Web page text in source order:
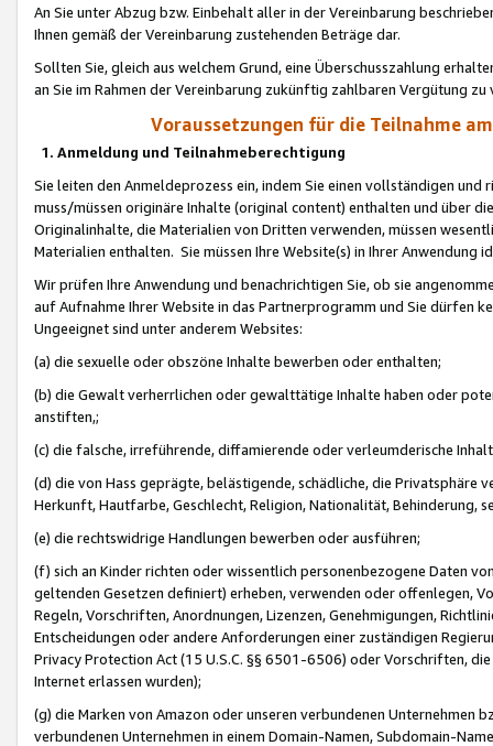
An Sie unter Abzug bzw. Einbehalt aller in der Vereinbarung
Ihnen gemäß der Vereinbarung zustehenden Beträge dar.
Sollten Sie, gleich aus welchem Grund, eine Überschusszahlung
an Sie im Rahmen der Vereinbarung zukünftig zahlbaren Vergütung zu
Voraussetzungen für die Teilnahme
1. Anmeldung und Teilnahmeberechtigung
Sie leiten den Anmeldeprozess ein, indem Sie einen vollständigen
muss/müssen originäre Inhalte (original content) enthalten und über
Originalinhalte, die Materialien von Dritten verwenden, müssen
Materialien enthalten. Sie müssen Ihre Website(s) in Ihrer Anwendung
Wir prüfen Ihre Anwendung und benachrichtigen Sie, ob sie
auf Aufnahme Ihrer Website in das Partnerprogramm und Sie dürfen
Ungeeignet sind unter anderem Websites:
(a) die sexuelle oder obszöne Inhalte bewerben oder enthalten;
(b) die Gewalt verherrlichen oder gewalttätige Inhalte haben oder
anstiften,;
(c) die falsche, irreführende, diffamierende oder verleumderische
(d) die von Hass geprägte, belästigende, schädliche, die Privatsphäre
Herkunft, Hautfarbe, Geschlecht, Religion, Nationalität, Behinderung,
(e) die rechtswidrige Handlungen bewerben oder ausführen;
(f) sich an Kinder richten oder wissentlich personenbezogene Daten
geltenden Gesetzen definiert) erheben, verwenden oder offenlegen,
Regeln, Vorschriften, Anordnungen, Lizenzen, Genehmigungen,
Entscheidungen oder andere Anforderungen einer zuständigen
Privacy Protection Act (15 U.S.C. §§ 6501-6506) oder Vorschriften,
Internet erlassen wurden);
(g) die Marken von Amazon oder unseren verbundenen Unternehmen
verbundenen Unternehmen in einem Domain-Namen, Subdomain-